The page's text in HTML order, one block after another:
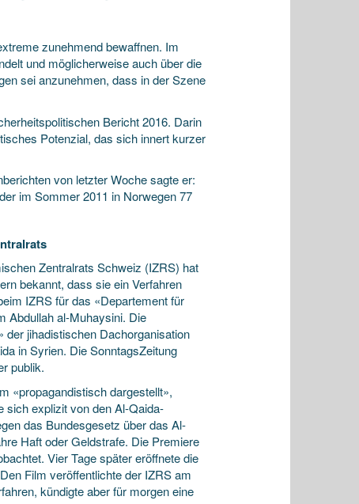
zunehmend bewaffnen. Im
und möglicherweise auch über die
sei anzunehmen, dass in der Szene
Bericht 2016. Darin
Potenzial, das sich innert kurzer
von letzter Woche sagte er:
im Sommer 2011 in Norwegen 77
Zentralrats Schweiz (IZRS) hat
bekannt, dass sie ein Verfahren
IZRS für das ­«Departement für
Abdullah al-Muhaysini. Die
der jihadistischen Dachorganisation
in Syrien. Die SonntagsZeitung
publik.
«propagandistisch dargestellt»,
sich explizit von den Al-Qaida-
das Bundesgesetz über das Al-
Haft oder Geldstrafe. Die Premiere
Vier Tage später eröffnete die
Film veröffentlichte der IZRS am
kündigte aber für morgen eine